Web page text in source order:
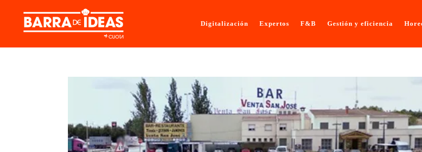
Digitalización Expertos F&B Gestión y eficiencia